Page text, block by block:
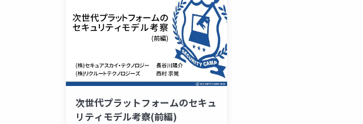
次世代プラットフォームのセキュ
リティモデル考察(前編)